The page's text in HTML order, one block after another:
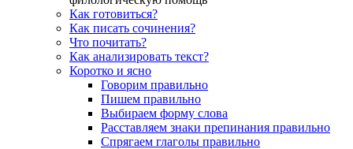
Как готовиться?
Как писать сочинения?
Что почитать?
Как анализировать текст?
Коротко и ясно
Говорим правильно
Пишем правильно
Выбираем форму слова
Расставляем знаки препинания правильно
Спрягаем глаголы правильно